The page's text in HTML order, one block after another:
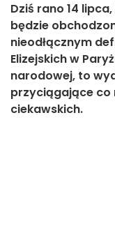
Dziś rano 14
będzie
nieodłącznym
Elizejskich w
narodowej, to
przyciągające co
ciekawskich.